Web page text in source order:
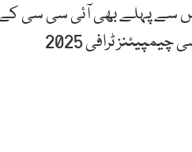
واضح رہے کہ اس سے پہلے بھی آئی سی سی
ہیڈ آف سیکیورٹی ایونٹس اور چند کنسلٹنٹ پاکستان کا دورہ کر چکے ہیں، آئی سی سی چیمپیئنز ٹرافی 2025